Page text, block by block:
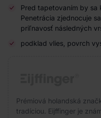
Pred tapetovaním by sa
Penetrácia zjednocuje
priľnavosť následných
podklad vlies, povrch
Prémiová holandská
tradíciou. Eijffinger je